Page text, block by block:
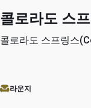
콜로라도 스
콜로라도 스프링스
라운지